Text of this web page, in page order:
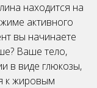
находится на
активного
вы начинаете
Ваше тело,
в виде глюкозы,
к жировым